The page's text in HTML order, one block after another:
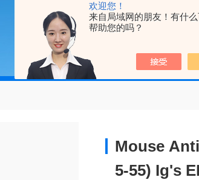
欢迎您！
来自局域网的朋友！有什么
帮助您的吗？
首页 产
Mouse
5-55) Ig's